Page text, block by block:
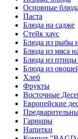
Основные
Паста
Блюда на садже
Стейк хаус
Блюда из рыбы
Блюда из мяса
Блюда из птицы
Блюда из
Хлеб
Фрукты
Восточные
Европейские
Гарниры
Напитки